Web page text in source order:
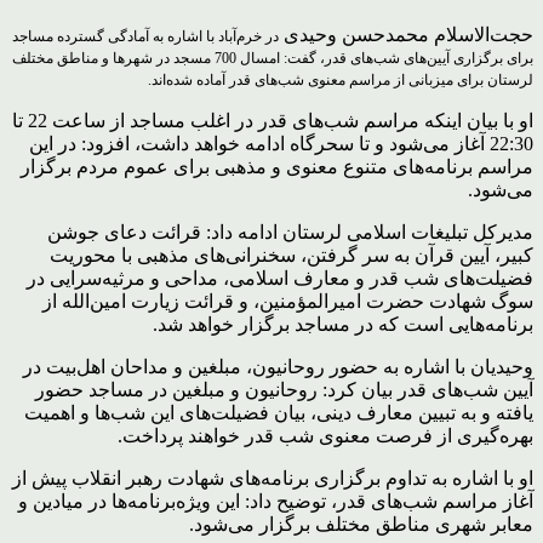
حجت‌الاسلام محمدحسن وحیدی در خرم‌آباد با اشاره به آمادگی گسترده مساجد
برای برگزاری آیین‌های شب‌های قدر، گفت: امسال 700 مسجد در شهرها و مناطق مختلف
لرستان برای میزبانی از مراسم معنوی شب‌های قدر آماده شده‌اند.
او با بیان اینکه مراسم شب‌های قدر در اغلب مساجد از ساعت 22 تا
22:30 آغاز می‌شود و تا سحرگاه ادامه خواهد داشت، افزود: در این
مراسم برنامه‌های متنوع معنوی و مذهبی برای عموم مردم برگزار
می‌شود.
مدیرکل تبلیغات اسلامی لرستان ادامه داد: قرائت دعای جوشن
کبیر، آیین قرآن به سر گرفتن، سخنرانی‌های مذهبی با محوریت
فضیلت‌های شب قدر و معارف اسلامی، مداحی و مرثیه‌سرایی در
سوگ شهادت حضرت امیرالمؤمنین، و قرائت زیارت امین‌الله از
برنامه‌هایی است که در مساجد برگزار خواهد شد.
وحیدیان با اشاره به حضور روحانیون، مبلغین و مداحان اهل‌بیت در
آیین شب‌های قدر بیان کرد: روحانیون و مبلغین در مساجد حضور
یافته و به تبیین معارف دینی، بیان فضیلت‌های این شب‌ها و اهمیت
بهره‌گیری از فرصت معنوی شب قدر خواهند پرداخت.
او با اشاره به تداوم برگزاری برنامه‌های شهادت رهبر انقلاب پیش از
آغاز مراسم شب‌های قدر، توضیح داد: این ویژه‌برنامه‌ها در میادین و
معابر شهری مناطق مختلف برگزار می‌شود.